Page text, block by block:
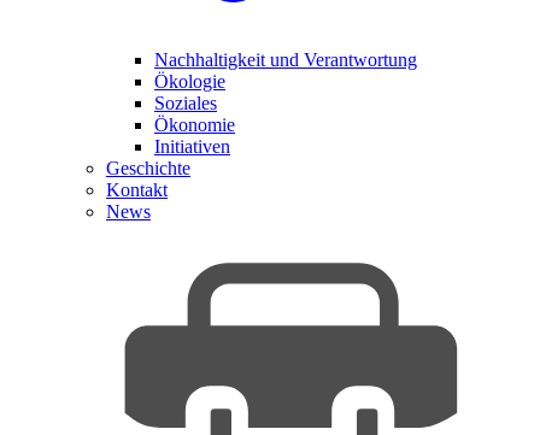
Nachhaltigkeit und Verantwortung
Ökologie
Soziales
Ökonomie
Initiativen
Geschichte
Kontakt
News